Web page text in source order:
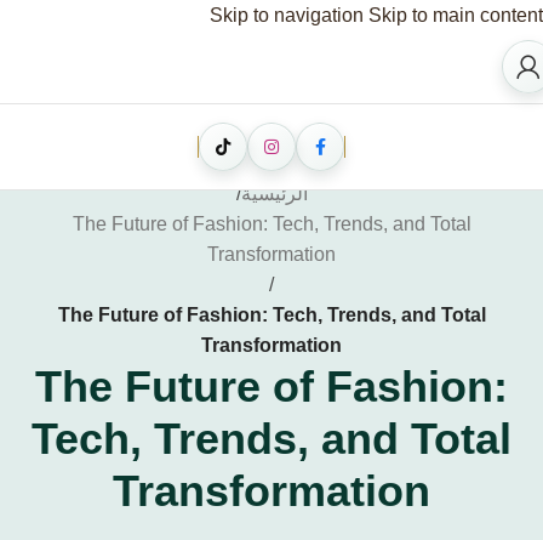
Skip to navigation Skip to main content
الرئيسية/
The Future of Fashion: Tech, Trends, and Total
Transformation
/
The Future of Fashion: Tech, Trends, and Total
Transformation
The Future of Fashion:
Tech, Trends, and Total
Transformation